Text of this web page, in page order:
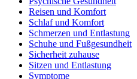
Reisen und Komfort
Schlaf und Komfort
Schmerzen und Entlastung
Schuhe und Fußgesundheit
Sicherheit zuhause
Sitzen und Entlastung
Symptome